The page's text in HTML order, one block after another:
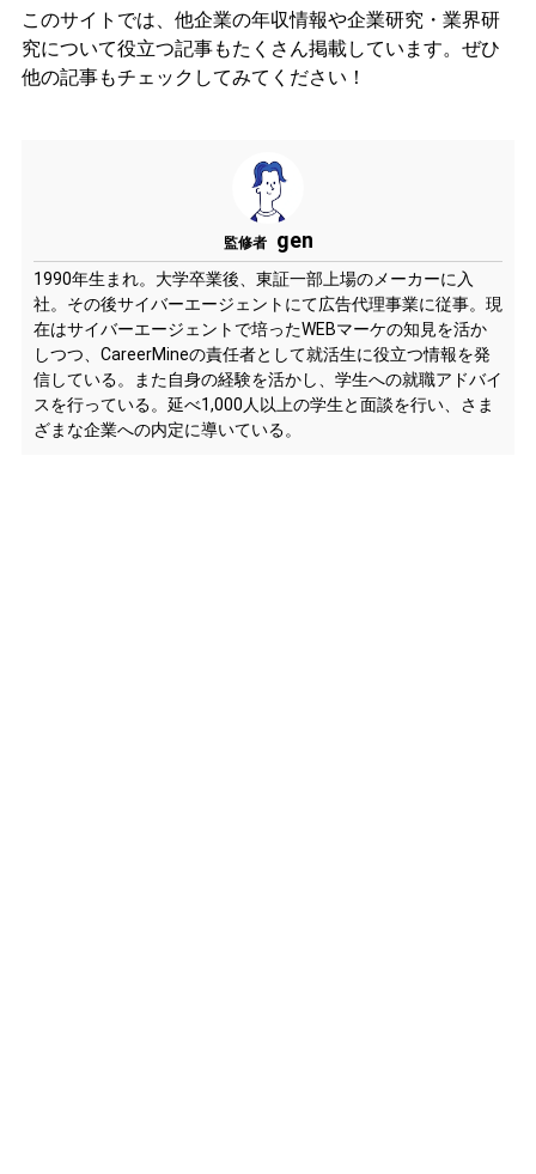
このサイトでは、他企業の年収情報や企業研究・業界研
究について役立つ記事もたくさん掲載しています。ぜひ
他の記事もチェックしてみてください！
監修者 gen
1990年生まれ。大学卒業後、東証一部上場のメーカーに入
社。その後サイバーエージェントにて広告代理事業に従事。現
在はサイバーエージェントで培ったWEBマーケの知見を活か
しつつ、CareerMineの責任者として就活生に役立つ情報を発
信している。また自身の経験を活かし、学生への就職アドバイ
スを行っている。延べ1,000人以上の学生と面談を行い、さま
ざまな企業への内定に導いている。